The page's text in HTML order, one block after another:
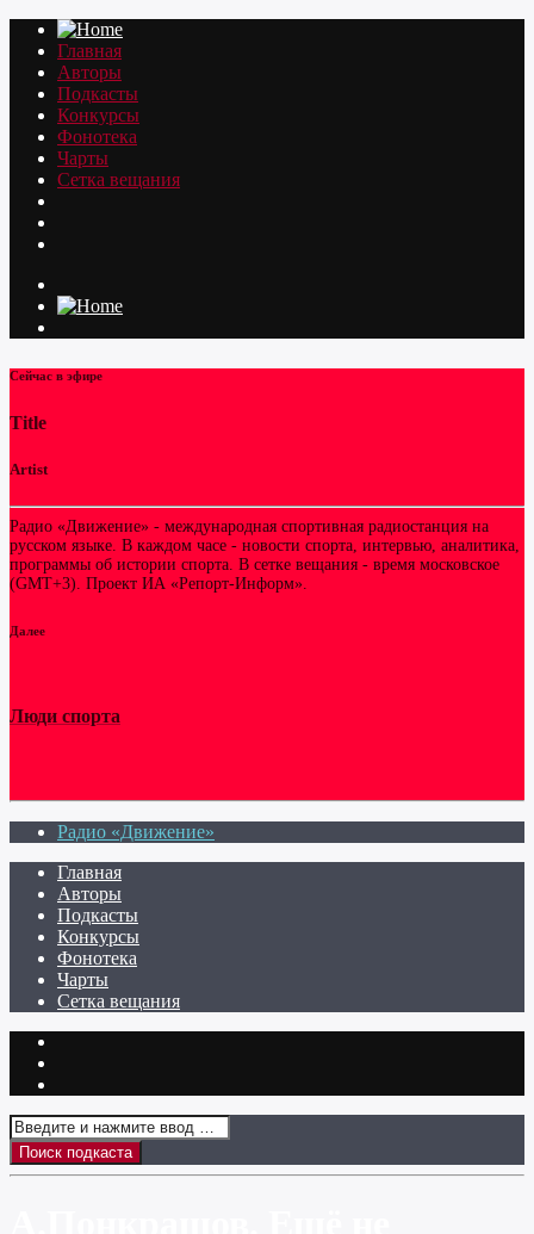
Главная
Авторы
Подкасты
Конкурсы
Фонотека
Чарты
Сетка вещания
Сейчас в эфире
Title
Artist
Радио «Движение» - международная спортивная радиостанция на
русском языке. В каждом часе - новости спорта, интервью, аналитика,
программы об истории спорта. В сетке вещания - время московское
(GMT+3). Проект ИА «Репорт-Информ».
Далее
Люди спорта
Радио «Движение»
Главная
Авторы
Подкасты
Конкурсы
Фонотека
Чарты
Сетка вещания